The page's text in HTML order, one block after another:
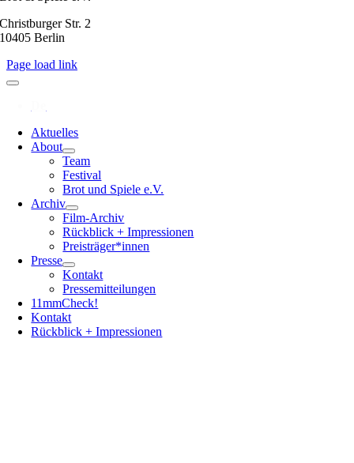
Christburger Str. 2
10405 Berlin
Page load link
Aktuelles
About
Team
Festival
Brot und Spiele e.V.
Archiv
Film-Archiv
Rückblick + Impressionen
Preisträger*innen
Presse
Kontakt
Pressemitteilungen
11mmCheck!
Kontakt
Rückblick + Impressionen